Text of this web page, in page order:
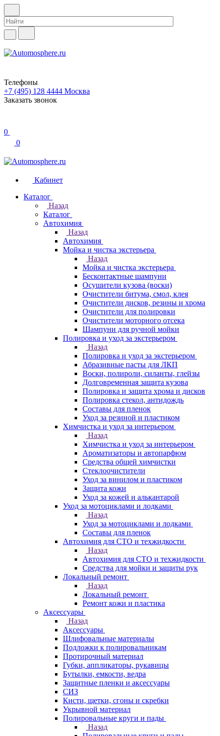
Телефоны
+7 (495) 128 4444 Москва
Заказать звонок
0
0
Кабинет
Каталог
Назад
Каталог
Автохимия
Назад
Автохимия
Мойка и чистка экстерьера
Назад
Мойка и чистка экстерьера
Бесконтактные шампуни
Осушители кузова (воски)
Очистители битума, смол, клея
Очистители дисков, резины и хрома
Очистители для полировки
Очистители моторного отсека
Шампуни для ручной мойки
Полировка и уход за экстерьером
Назад
Полировка и уход за экстерьером
Абразивные пасты для ЛКП
Воски, полироли, силанты, глейзы
Долговременная защита кузова
Полировка и защита хрома и дисков
Полировка стекол, антидождь
Составы для пленок
Уход за резиной и пластиком
Химчистка и уход за интерьером
Назад
Химчистка и уход за интерьером
Ароматизаторы и автопарфюм
Средства общей химчистки
Стеклоочистители
Уход за винилом и пластиком
Защита кожи
Уход за кожей и алькантарой
Уход за мотоциклами и лодками
Назад
Уход за мотоциклами и лодками
Составы для пленок
Автохимия для СТО и техжидкости
Назад
Автохимия для СТО и техжидкости
Средства для мойки и защиты рук
Локальный ремонт
Назад
Локальный ремонт
Ремонт кожи и пластика
Аксессуары
Назад
Аксессуары
Шлифовальные материалы
Подложки к полировальникам
Протирочный материал
Губки, аппликаторы, рукавицы
Бутылки, емкости, ведра
Защитные пленки и аксессуары
СИЗ
Кисти, щетки, сгоны и скребки
Укрывной материал
Полировальные круги и пады
Назад